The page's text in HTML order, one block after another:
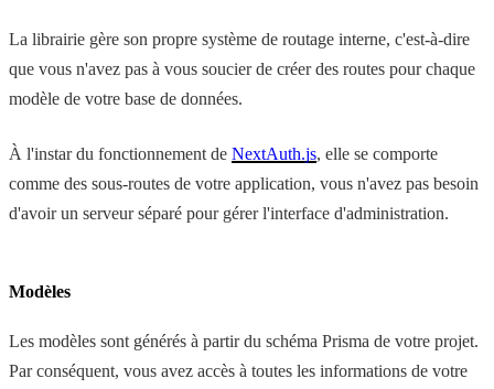
La librairie gère son propre système de routage interne, c'est-à-dire
que vous n'avez pas à vous soucier de créer des routes pour chaque
modèle de votre base de données.
À l'instar du fonctionnement de NextAuth.js, elle se comporte
comme des sous-routes de votre application, vous n'avez pas besoin
d'avoir un serveur séparé pour gérer l'interface d'administration.
Modèles
Les modèles sont générés à partir du schéma Prisma de votre projet.
Par conséquent, vous avez accès à toutes les informations de votre